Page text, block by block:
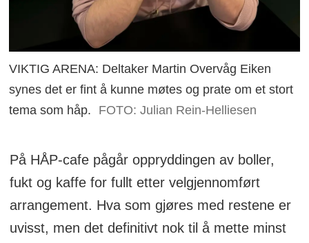
VIKTIG ARENA: Deltaker Martin Overvåg Eiken
synes det er fint å kunne møtes og prate om et stort
tema som håp.
FOTO: Julian Rein-Helliesen
På HÅP-cafe pågår oppryddingen av boller,
fukt og kaffe for fullt etter velgjennomført
arrangement. Hva som gjøres med restene er
uvisst, men det definitivt nok til å mette minst